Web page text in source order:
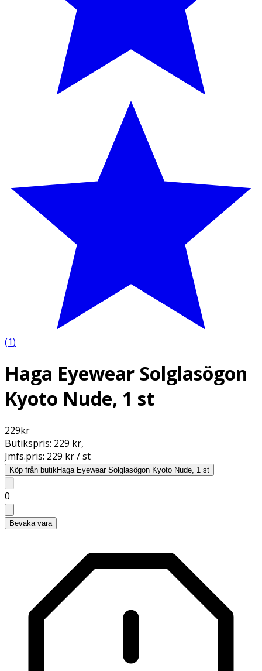
(1)
Haga Eyewear Solglasögon
Kyoto Nude, 1 st
229kr
Butikspris: 229 kr,
Jmfs.pris: 229 kr / st
Köp från butikHaga Eyewear Solglasögon Kyoto Nude, 1 st
0
Bevaka vara